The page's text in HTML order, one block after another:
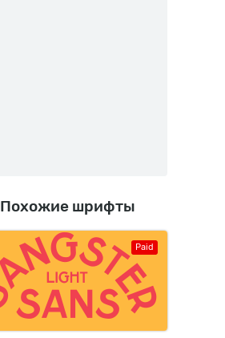
Похожие шрифты
Paid